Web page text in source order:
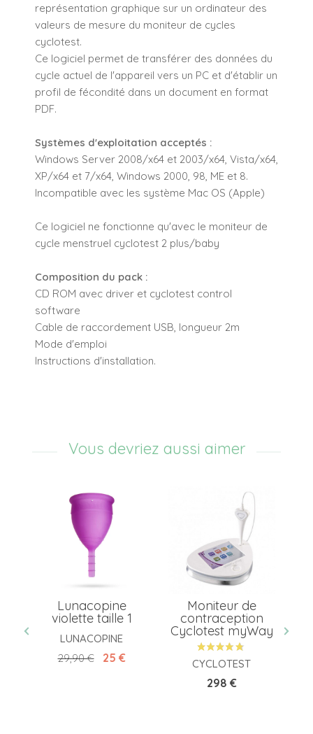
représentation graphique sur un ordinateur des
valeurs de mesure du moniteur de cycles
cyclotest.
Ce logiciel permet de transférer des données du
cycle actuel de l'appareil vers un PC et d'établir un
profil de fécondité dans un document en format
PDF.
Systèmes d'exploitation acceptés :
Windows Server 2008/x64 et 2003/x64, Vista/x64,
XP/x64 et 7/x64, Windows 2000, 98, ME et 8.
Incompatible avec les système Mac OS (Apple)
Ce logiciel ne fonctionne qu'avec le moniteur de
cycle menstruel cyclotest 2 plus/baby
Composition du pack :
CD ROM avec driver et cyclotest control
software
Cable de raccordement USB, longueur 2m
Mode d'emploi
Instructions d'installation.
Vous devriez aussi aimer
Lunacopine
violette taille 1
LUNACOPINE
Prix de base
29,90 € Prix
25 €
Moniteur de
contraception
Cyclotest myWay
CYCLOTEST
Prix
298 €